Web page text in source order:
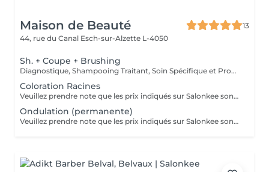
Maison de Beauté
13
44, rue du Canal Esch-sur-Alzette L-4050
Sh. + Coupe + Brushing
Diagnostique, Shampooing Traitant, Soin Spécifique et Produits Coiffants inclus
Coloration Racines
Veuillez prendre note que les prix indiqués sur Salonkee sont communiqués à titre informatif et s'entendent de base. Ces derniers sont susceptibles de varier selon le diagnostic réalisé à votre arrivée au salon et l'expertise du professionnel à qui vous confiez votre beauté. Dans tous les cas, un devis précis vous sera proposé et toutes réalisations de prestations seront effectuées avec votre accord. Un grand merci d'avance pour votre compréhension. Au plaisir de vous recevoir très vite.
Ondulation (permanente)
Veuillez prendre note que les prix indiqués sur Salonkee sont communiqués à titre informatif et s'entendent de base. Ces derniers sont susceptibles de varier selon le diagnostic réalisé à votre arrivée au salon et l'expertise du professionnel à qui vous confiez votre beauté. Dans tous les cas, un devis précis vous sera proposé et toutes réalisations de prestations seront effectuées avec votre accord. Un grand merci d'avance pour votre compréhension. Au plaisir de vous recevoir très vite.